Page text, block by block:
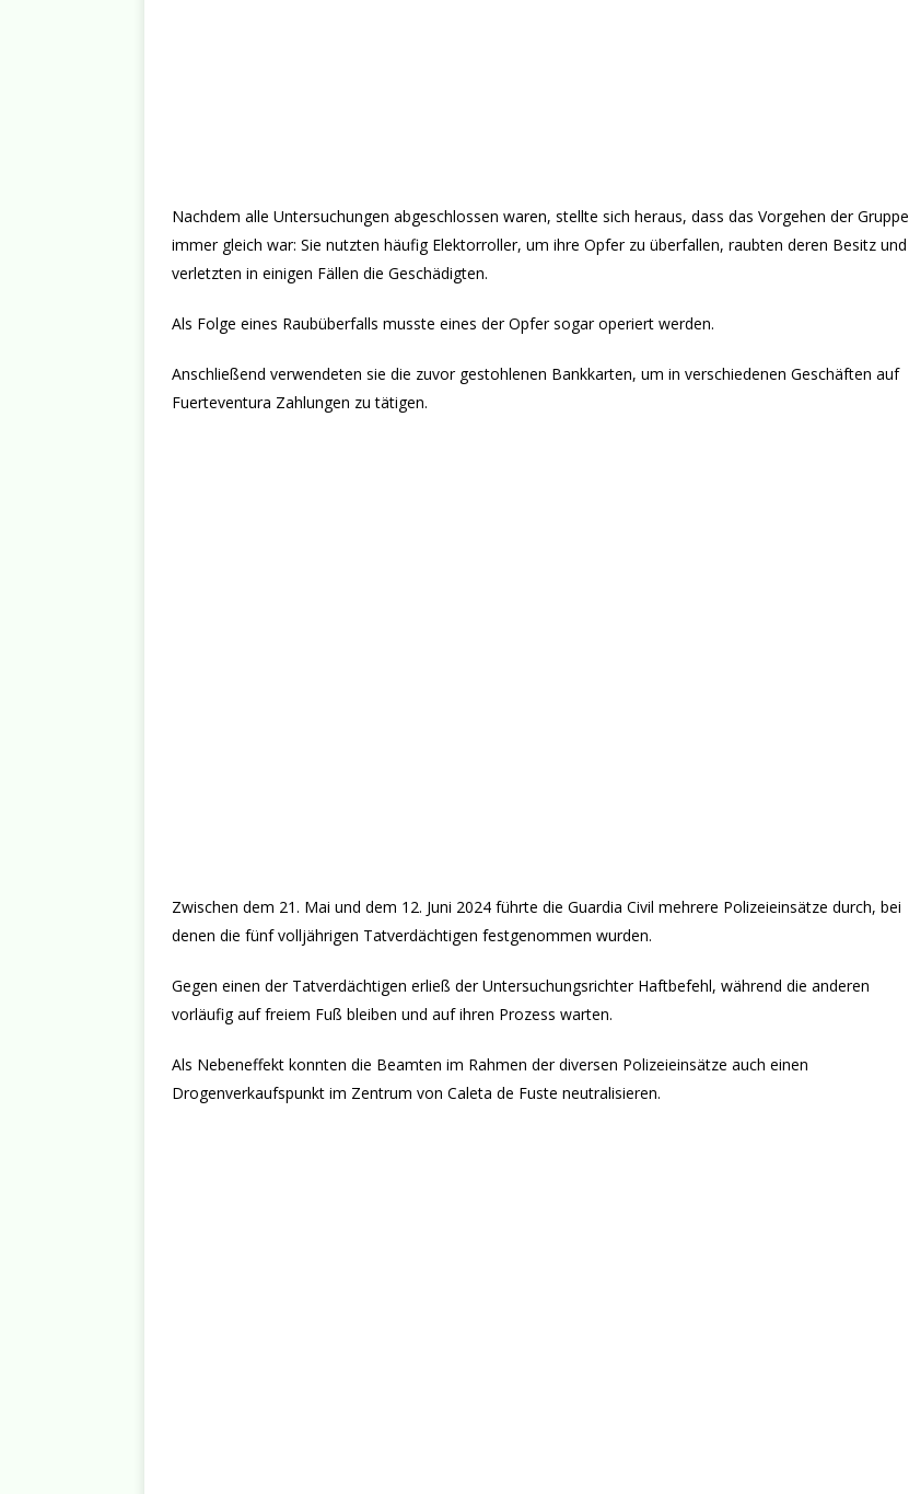
Nachdem alle Untersuchungen abgeschlossen waren, stellte sich heraus, dass das Vorgehen der Gruppe
immer gleich war: Sie nutzten häufig Elektorroller, um ihre Opfer zu überfallen, raubten deren Besitz und
verletzten in einigen Fällen die Geschädigten.
Als Folge eines Raubüberfalls musste eines der Opfer sogar operiert werden.
Anschließend verwendeten sie die zuvor gestohlenen Bankkarten, um in verschiedenen Geschäften auf
Fuerteventura Zahlungen zu tätigen.
Zwischen dem 21. Mai und dem 12. Juni 2024 führte die Guardia Civil mehrere Polizeieinsätze durch, bei
denen die fünf volljährigen Tatverdächtigen festgenommen wurden.
Gegen einen der Tatverdächtigen erließ der Untersuchungsrichter Haftbefehl, während die anderen
vorläufig auf freiem Fuß bleiben und auf ihren Prozess warten.
Als Nebeneffekt konnten die Beamten im Rahmen der diversen Polizeieinsätze auch einen
Drogenverkaufspunkt im Zentrum von Caleta de Fuste neutralisieren.